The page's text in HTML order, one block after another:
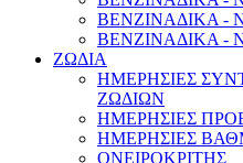
ΒΕΝΖΙΝΑΔΙΚΑ
ΒΕΝΖΙΝΑΔΙΚΑ -
ΖΩΔΙΑ
ΗΜΕΡΗΣΙΕΣ
ΖΩΔΙΩΝ
ΗΜΕΡΗΣΙΕΣ
ΗΜΕΡΗΣΙΕΣ
ΟΝΕΙΡΟΚΡΙΤΗΣ